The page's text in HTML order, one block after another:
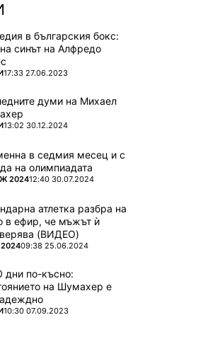
в българския бокс:
синът на Алфредо
ОТ
17:33 27.06.2023
думи на Михаел
ОТ
13:02 30.12.2024
в седмия месец и с
на олимпиадата
ОТ
202412:40 30.07.2024
атлетка разбра на
в ефир, че мъжът ѝ
(ВИДЕО)
ОТ09:38 25.06.2024
дни по-късно:
на Шумахер е
ОТ
10:30 07.09.2023